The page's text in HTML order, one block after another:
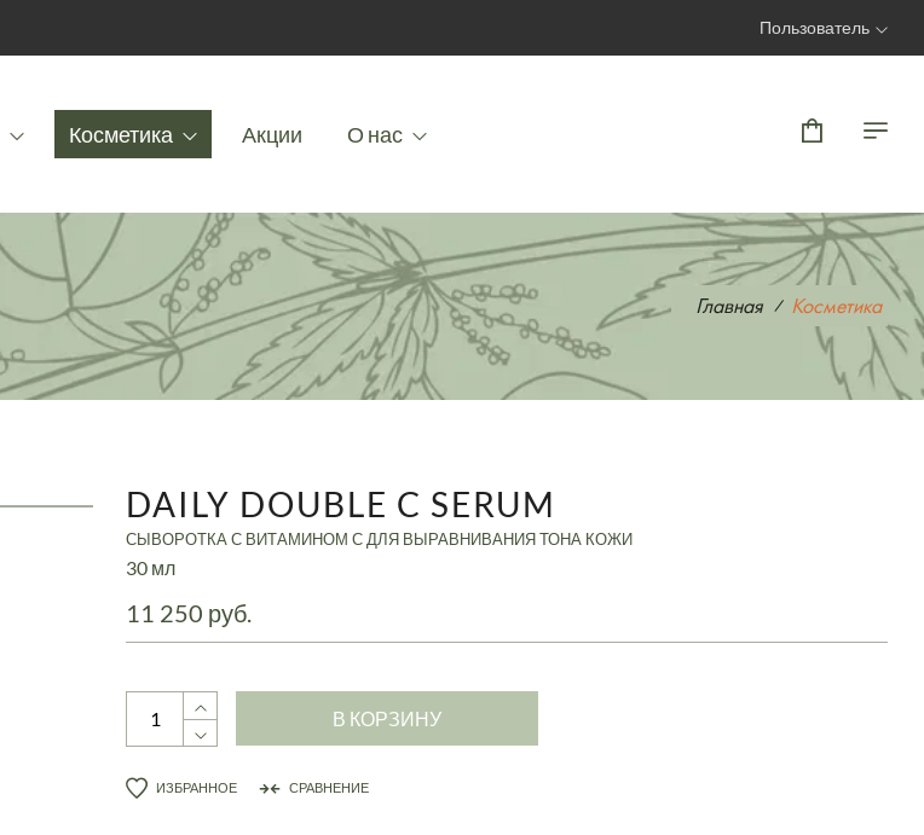
Пользователь
Косметика Акции О нас
Главная Косметика
DAILY DOUBLE C SERUM
СЫВОРОТКА С ВИТАМИНОМ С ДЛЯ ВЫРАВНИВАНИЯ ТОНА КОЖИ
30 мл
11 250 руб.
В КОРЗИНУ
ИЗБРАННОЕ СРАВНЕНИЕ